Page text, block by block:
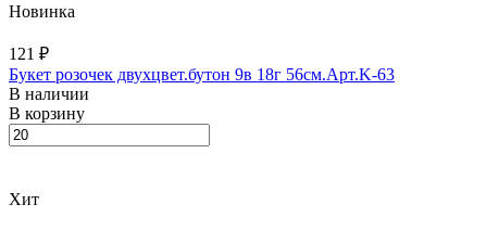
Новинка
121 ₽
Букет розочек двухцвет.бутон 9в 18г 56см.Арт.K-63
В наличии
В корзину
Хит